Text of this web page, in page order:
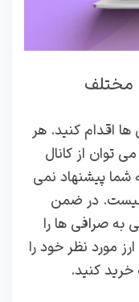
مختلف
ها اقدام کنید. هر
می توان از کانال
شما پیشنهاد نمی
نیست. در ضمن
به صرافی ها را
مورد نظر خود را
خرید کنید.